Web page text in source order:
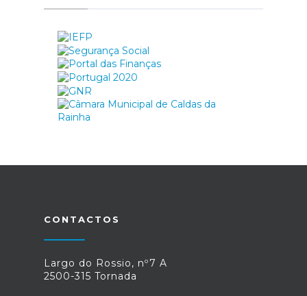
CONTACTOS
Largo do Rossio, nº7 A
2500-315 Tornada